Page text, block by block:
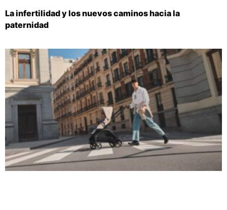
La infertilidad y los nuevos caminos hacia la
paternidad